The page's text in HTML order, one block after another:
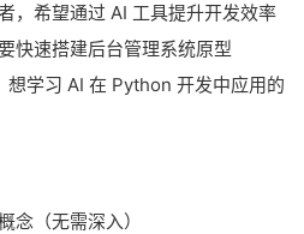
，希望通过 AI 工具提升开发效率
快速搭建后台管理系统原型
想学习 AI 在 Python 开发中应用的
念（无需深入）